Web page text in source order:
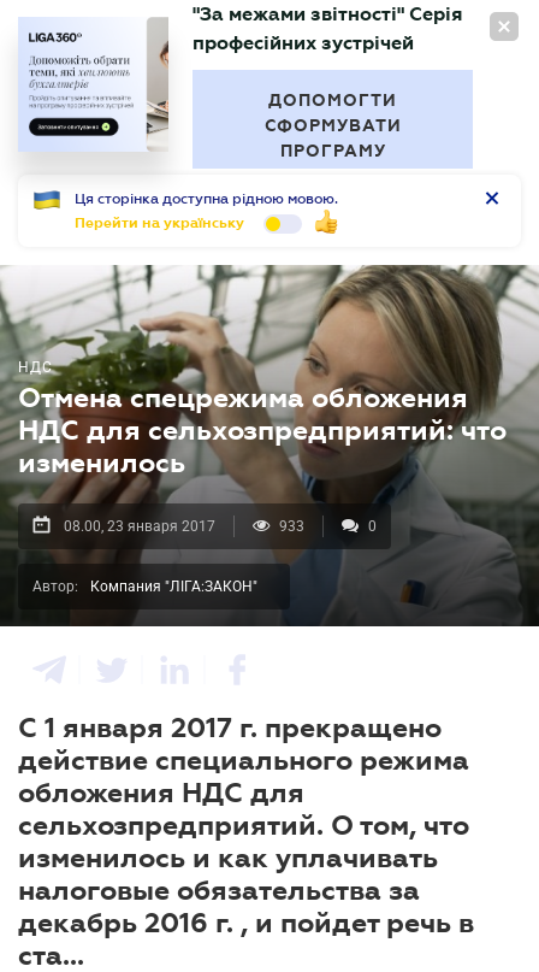
RU
БУХГАЛТЕР
"За межами звітності" Серія
професійних зустрічей
ДОПОМОГТИ
СФОРМУВАТИ
ПРОГРАМУ
Ця сторінка доступна рідною мовою.
Перейти на українську
НДС
Отмена спецрежима обложения
НДС для сельхозпредприятий: что
изменилось
08.00, 23 января 2017 933 0
Автор: Компания "ЛІГА:ЗАКОН"
С 1 января 2017 г. прекращено
действие специального режима
обложения НДС для
сельхозпредприятий. О том, что
изменилось и как уплачивать
налоговые обязательства за
декабрь 2016 г. , и пойдет речь в
ста...